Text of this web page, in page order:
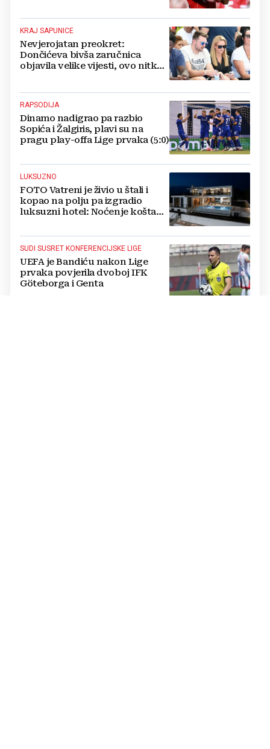
KRAJ SAPUNICE
Nevjerojatan preokret:
Dončićeva bivša zaručnica
objavila velike vijesti, ovo nitko
RAPSODIJA
Dinamo nadigrao pa razbio
Sopića i Žalgiris, plavi su na
pragu play-offa Lige prvaka (5:0)
LUKSUZNO
FOTO Vatreni je živio u štali i
kopao na polju pa izgradio
luksuzni hotel: Noćenje košta
SUDI SUSRET KONFERENCIJSKE LIGE
UEFA je Bandiću nakon Lige
prvaka povjerila dvoboj IFK
Göteborga i Genta